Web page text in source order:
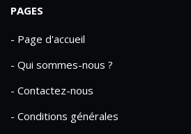
PAGES
- Page d'accueil
- Qui sommes-nous ?
- Contactez-nous
- Conditions générales